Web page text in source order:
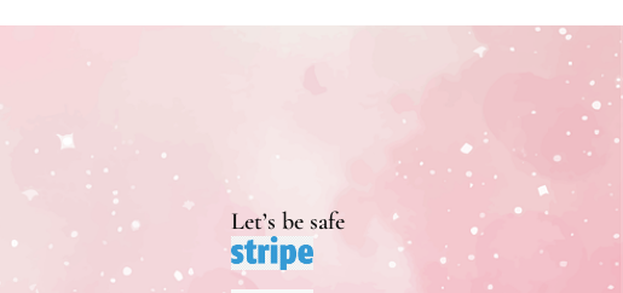
Let’s be safe